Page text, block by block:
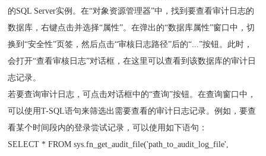
的SQL Server实例。在“对象资源管理器”中，找到要查看审计日志的
数据库，右键点击并选择“属性”。在弹出的“数据库属性”窗口中，切
换到“安全性”页签，然后点击“审核日志路径”后的“...”按钮。此时，
会打开“查看审核日志”对话框，在这里可以查看到该数据库的审计日
志记录。
若要查询审计日志，可点击对话框中的“查询”按钮。在查询窗口中，
可以使用T-SQL语句来筛选出需要查看的审计日志记录。例如，要查
看某个时间段内的登录尝试记录，可以使用如下语句：
SELECT * FROM sys.fn_get_audit_file('path_to_audit_log_file',